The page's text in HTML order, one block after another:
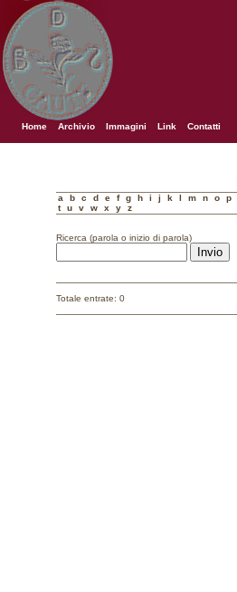
Home Archivio Immagini Link Contatti
a b c d e f g h i j k l m n o p
t
u v w x y z
Ricerca (parola o inizio di parola)
Totale entrate: 0